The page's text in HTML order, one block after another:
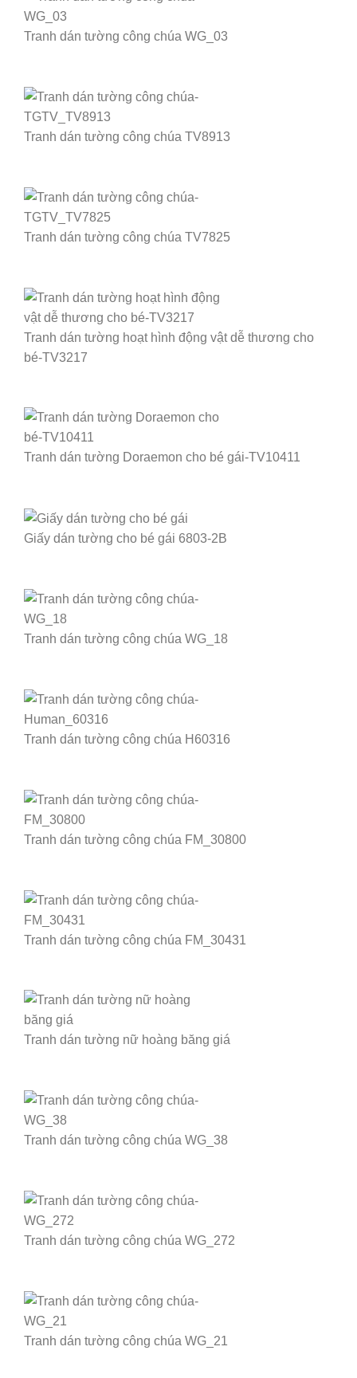
Tranh dán tường công chúa WG_03
Tranh dán tường công chúa TV8913
Tranh dán tường công chúa TV7825
Tranh dán tường hoạt hình động vật dễ thương cho
bé-TV3217
Tranh dán tường Doraemon cho bé gái-TV10411
Giấy dán tường cho bé gái 6803-2B
Tranh dán tường công chúa WG_18
Tranh dán tường công chúa H60316
Tranh dán tường công chúa FM_30800
Tranh dán tường công chúa FM_30431
Tranh dán tường nữ hoàng băng giá
Tranh dán tường công chúa WG_38
Tranh dán tường công chúa WG_272
Tranh dán tường công chúa WG_21